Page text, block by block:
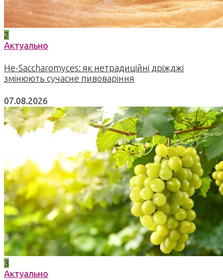
2
Актуально
Не-Saccharomyces: як нетрадиційні дріжджі
змінюють сучасне пивоваріння
07.08.2026
3
Актуально